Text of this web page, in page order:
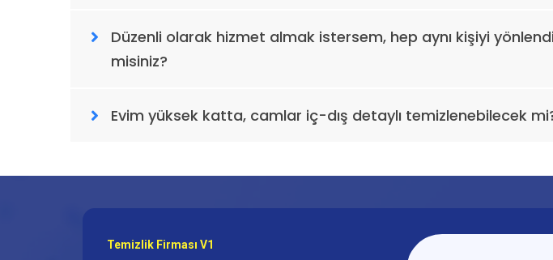
Düzenli olarak hizmet almak istersem, hep aynı kişiyi
misiniz?
Evim yüksek katta, camlar iç-dış detaylı temizlenebilecek
Temizlik Firması V1